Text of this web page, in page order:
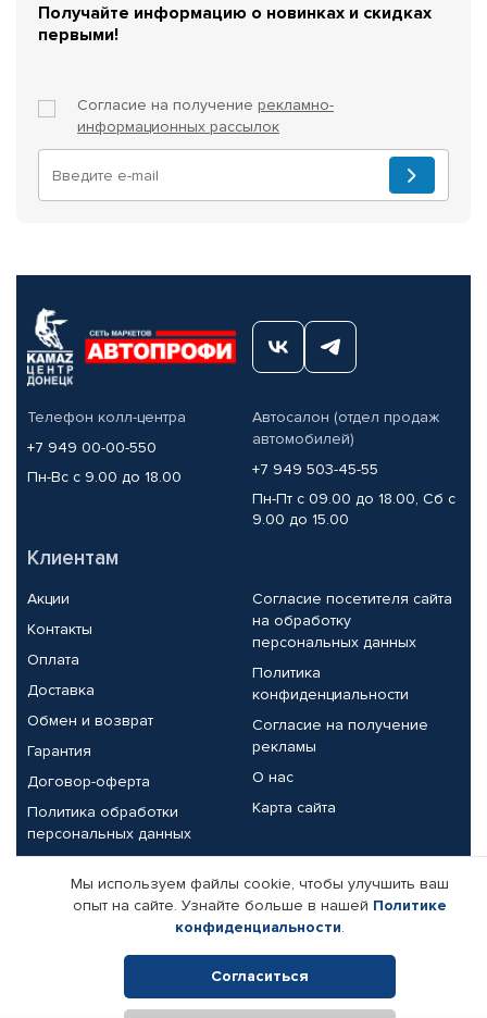
Получайте информацию о новинках и скидках
первыми!
Согласие на получение рекламно-
информационных рассылок
Телефон колл-центра
+7 949 00-00-550
Пн-Вс с 9.00 до 18.00
Автосалон (отдел продаж
автомобилей)
+7 949 503-45-55
Пн-Пт с 09.00 до 18.00, Сб с
9.00 до 15.00
Клиентам
Акции
Контакты
Оплата
Доставка
Обмен и возврат
Гарантия
Договор-оферта
Политика обработки
персональных данных
Согласие посетителя сайта
на обработку
персональных данных
Политика
конфиденциальности
Согласие на получение
рекламы
О нас
Карта сайта
Партнерам
Корпоративным клиентам
Поставщикам
Реквизиты компании
Мы используем файлы cookie, чтобы улучшить ваш
опыт на сайте. Узнайте больше в нашей Политике
конфиденциальности.
Согласиться